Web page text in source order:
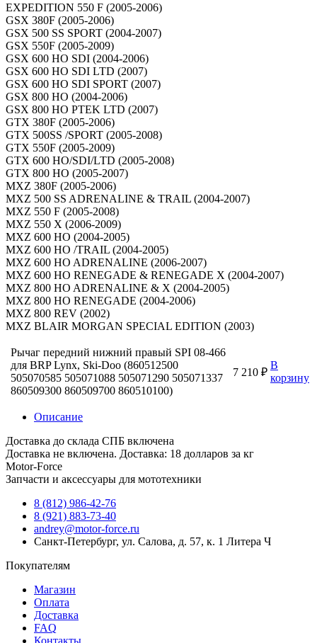
EXPEDITION 550 F (2005-2006)
GSX 380F (2005-2006)
GSX 500 SS SPORT (2004-2007)
GSX 550F (2005-2009)
GSX 600 HO SDI (2004-2006)
GSX 600 HO SDI LTD (2007)
GSX 600 HO SDI SPORT (2007)
GSX 800 HO (2004-2006)
GSX 800 HO PTEK LTD (2007)
GTX 380F (2005-2006)
GTX 500SS /SPORT (2005-2008)
GTX 550F (2005-2009)
GTX 600 HO/SDI/LTD (2005-2008)
GTX 800 HO (2005-2007)
MXZ 380F (2005-2006)
MXZ 500 SS ADRENALINE & TRAIL (2004-2007)
MXZ 550 F (2005-2008)
MXZ 550 X (2006-2009)
MXZ 600 HO (2004-2005)
MXZ 600 HO /TRAIL (2004-2005)
MXZ 600 HO ADRENALINE (2006-2007)
MXZ 600 HO RENEGADE & RENEGADE X (2004-2007)
MXZ 800 HO ADRENALINE & X (2004-2005)
MXZ 800 HO RENEGADE (2004-2006)
MXZ 800 REV (2002)
MXZ BLAIR MORGAN SPECIAL EDITION (2003)
Рычаг передний нижний правый SPI 08-466
для BRP Lynx, Ski-Doo (860512500
505070585 505071088 505071290 505071337
860509300 860509700 860510100)
7 210 ₽
В
корзину
Описание
Доставка до склада СПБ включена
Доставка не включена. Доставка: 18 долларов за кг
Motor-Force
Запчасти и аксессуары для мототехники
8 (812) 986-42-76
8 (921) 883-73-40
andrey@motor-force.ru
Санкт-Петербург, ул. Салова, д. 57, к. 1 Литера Ч
Покупателям
Магазин
Оплата
Доставка
FAQ
Контакты